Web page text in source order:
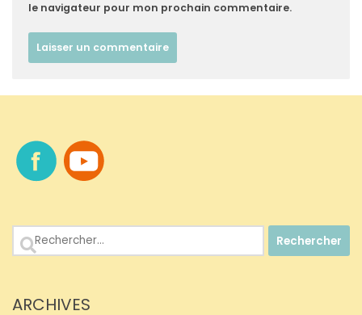
le navigateur pour mon prochain commentaire.
Rechercher :
ARCHIVES